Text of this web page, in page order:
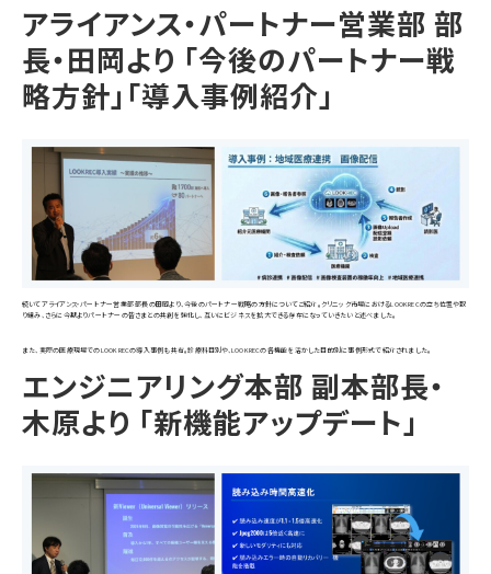
アライアンス・パートナー営業部 部
長・田岡より 「今後のパートナー戦
略方針」「導入事例紹介」
続いてアライアンス・パートナー営業部 部長の田岡より、今後のパートナー戦略の方針についてご紹介。クリニック市場におけるLOOKRECの立ち位置や取
り組み、さらに今期よりパートナーの皆さまとの共創を強化し、互いにビジネスを拡大できる存在になっていきたいと述べました。
また、実際の医療現場でのLOOKRECの導入事例も共有。診療科目別や、LOOKRECの各機能を活かした目的別に事例形式で紹介されました。
エンジニアリング本部 副本部長・
木原より 「新機能アップデート」